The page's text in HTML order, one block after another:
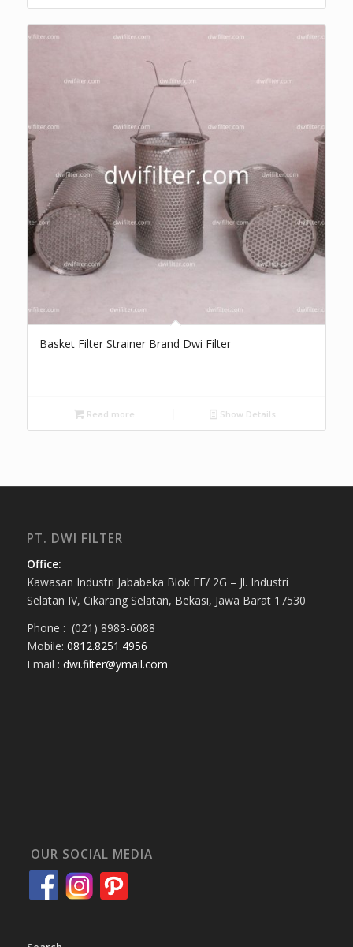
Basket Filter Strainer Brand Dwi Filter
Read more Show Details
PT. DWI FILTER
Office:
Kawasan Industri Jababeka Blok EE/ 2G – Jl. Industri
Selatan IV, Cikarang Selatan, Bekasi, Jawa Barat 17530
Phone : (021) 8983-6088
Mobile: 0812.8251.4956
Email : dwi.filter@ymail.com
OUR SOCIAL MEDIA